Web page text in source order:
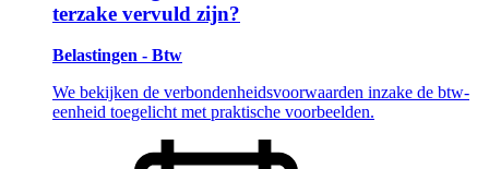
terzake vervuld zijn?
Belastingen - Btw
We bekijken de verbondenheidsvoorwaarden inzake de btw-
eenheid toegelicht met praktische voorbeelden.